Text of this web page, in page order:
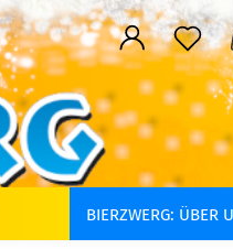
BIERZWERG: ÜBER